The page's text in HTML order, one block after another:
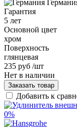
Гарантия
5 лет
Основной цвет
хром
Поверхность
глянцевая
235 руб /шт
Нет в наличии
Заказать товар
Добавить к
0%